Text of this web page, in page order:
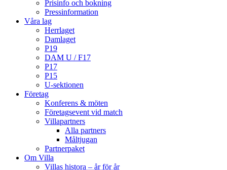
Prisinfo och bokning
Pressinformation
Våra lag
Herrlaget
Damlaget
P19
DAM U / F17
P17
P15
U-sektionen
Företag
Konferens & möten
Företagsevent vid match
Villapartners
Alla partners
Måltjugan
Partnerpaket
Om Villa
Villas histora – år för år